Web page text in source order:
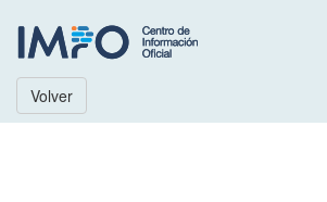
Volver